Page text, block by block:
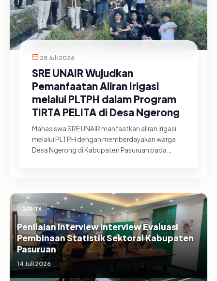
28 Juli 2026
SRE UNAIR Wujudkan
Pemanfaatan Aliran Irigasi
melalui PLTPH dalam Program
TIRTA PELITA di Desa Ngerong
Mahasiswa SRE UNAIR manfaatkan aliran irigasi
melalui PLTPH dengan memberdayakan warga
Desa Ngerong di Kabupaten Pasuruan pada
BERITA
Penilaian Interview Interview Evaluasi
Pembinaan Statistik Sektoral Kabupaten
Pasuruan
14 Juli 2026